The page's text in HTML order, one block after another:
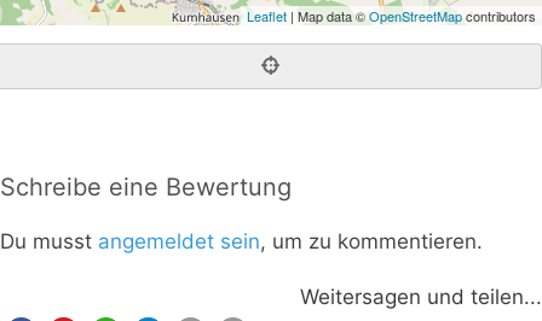
Leaflet | Map data ©OpenStreetMapcontributors
Schreibe eine Bewertung
Du musst angemeldet sein, um zu kommentieren.
Weitersagen und teilen...